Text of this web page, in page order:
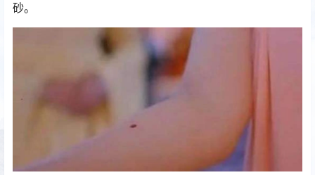
砂。